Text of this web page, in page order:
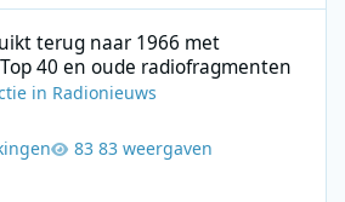
terug naar 1966 met
40 en oude radiofragmenten
in Radionieuws
83 weergaven